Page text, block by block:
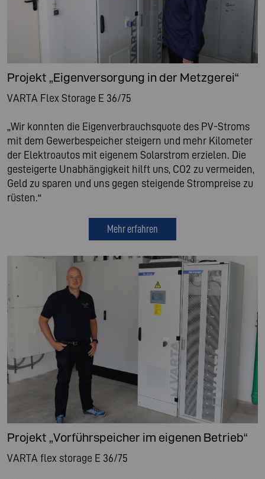
Projekt „Eigenversorgung in der Metzgerei“
VARTA Flex Storage E 36/75
„Wir konnten die Eigenverbrauchsquote des PV-Stroms
mit dem Gewerbespeicher steigern und mehr Kilometer
der Elektroautos mit eigenem Solarstrom erzielen. Die
gesteigerte Unabhängigkeit hilft uns, CO2 zu vermeiden,
Geld zu sparen und uns gegen steigende Strompreise zu
rüsten.“
Mehr erfahren
Projekt „Vorführspeicher im eigenen Betrieb“
VARTA flex storage E 36/75